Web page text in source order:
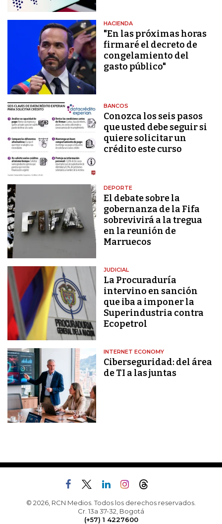
HACIENDA
"En las próximas horas
firmaré el decreto de
congelamiento del
gasto público"
BANCOS
Conozca los seis pasos
que usted debe seguir si
quiere solicitar un
crédito este curso
DEPORTE
El debate sobre la
gobernanza de la Fifa
sobrevivirá a la tregua
en la reunión de
Marruecos
JUDICIAL
La Procuraduría
intervino en sanción
que iba a imponer la
Superindustria contra
Ecopetrol
INTERNET ECONOMY
Ciberseguridad: del área
de TI a las juntas
© 2026, RCN Medios. Todos los derechos reservados.
Cr. 13a 37-32, Bogotá
(+57) 1 4227600